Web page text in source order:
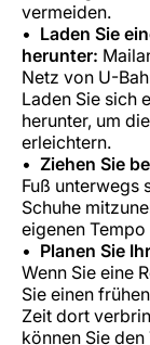
vermeiden.
Laden Sie
herunter:
Netz von U-
Laden Sie sich
herunter, um
erleichtern.
Ziehen Sie
Fuß unterwegs
Schuhe
eigenen
Planen Sie
Wenn Sie eine
Sie einen
Zeit dort
können Sie